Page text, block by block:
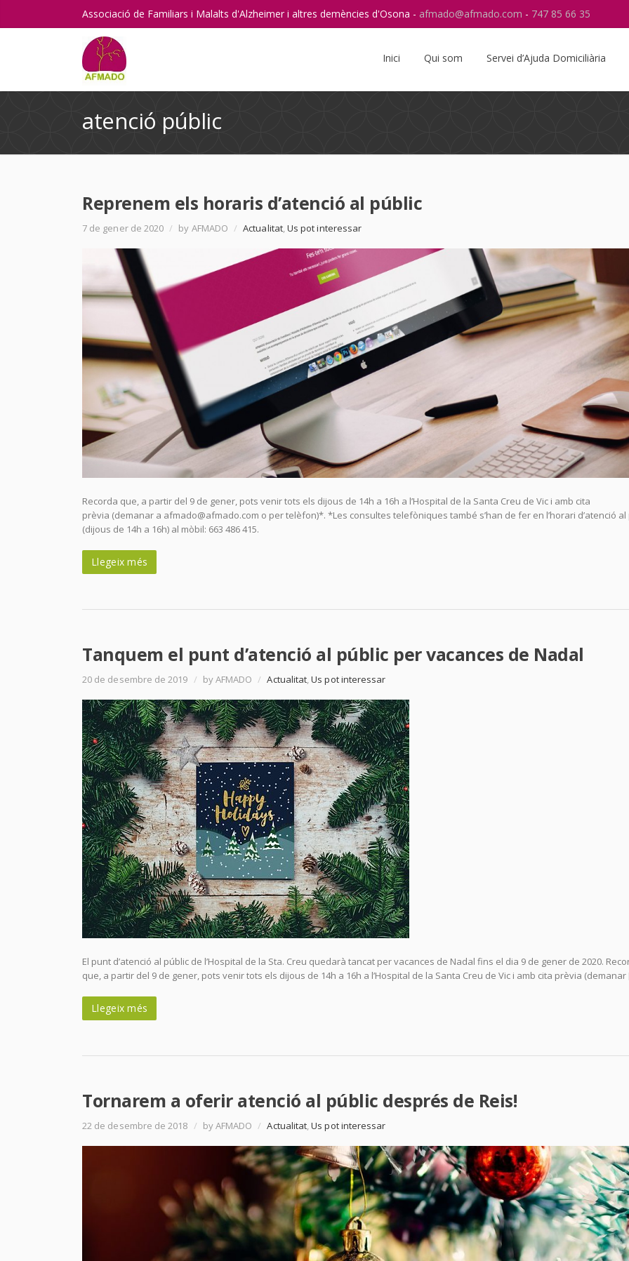
Associació de Familiars i Malalts d'Alzheimer i altres demències d'Osona - afmado@afmado.com - 747 85 66 35
Instagram
RSS
Inici Qui som Servei d’Ajuda Domiciliària
atenció públic
Reprenem els horaris d’atenció al públic
7 de gener de 2020 / by AFMADO / Actualitat,Us pot interessar
Recorda que, a partir del 9 de gener, pots venir tots els dijous de 14h a 16h a l’Hospital de la Santa Creu de Vic i amb cita
prèvia (demanar a afmado@afmado.com o per telèfon)*. *Les consultes telefòniques també s’han de fer en l’horari d’atenció al
(dijous de 14h a 16h) al mòbil: 663 486 415.
Llegeix més
Tanquem el punt d’atenció al públic per vacances de Nadal
20 de desembre de 2019 / by AFMADO / Actualitat,Us pot interessar
El punt d’atenció al públic de l’Hospital de la Sta. Creu quedarà tancat per vacances de Nadal fins el dia 9 de gener de 2020.
que, a partir del 9 de gener, pots venir tots els dijous de 14h a 16h a l’Hospital de la Santa Creu de Vic i amb cita prèvia
Llegeix més
Tornarem a oferir atenció al públic després de Reis!
22 de desembre de 2018 / by AFMADO / Actualitat,Us pot interessar